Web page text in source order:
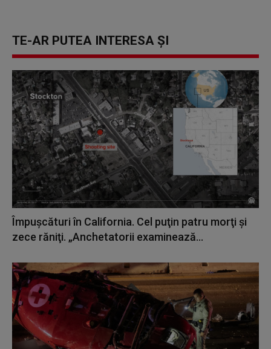
TE-AR PUTEA INTERESA ȘI
Împușcături în California. Cel puţin patru morţi şi
zece răniţi. „Anchetatorii examinează...